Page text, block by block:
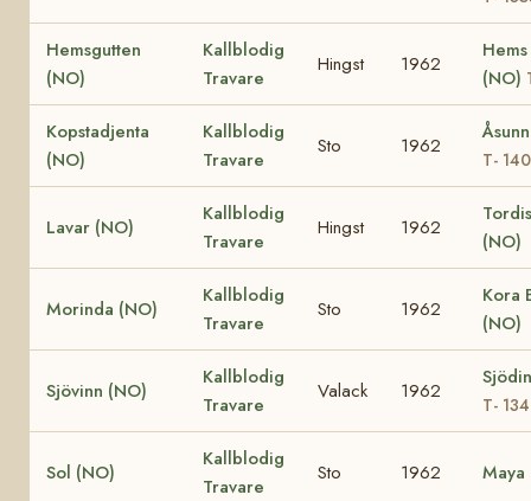
Hemsgutten
(NO)
Kallblodig
Travare
Hingst 1962
(NO)
Kopstadjenta
(NO)
Kallblodig
Travare
Sto 1962
T-
Lavar (NO)
Kallblodig
Travare
Hingst 1962
(NO)
Morinda (NO)
Kallblodig
Travare
Sto 1962
Kora
(NO)
Sjövinn (NO)
Kallblodig
Travare
Valack 1962
T-
Sol (NO)
Kallblodig
Travare
Sto 1962 Maya